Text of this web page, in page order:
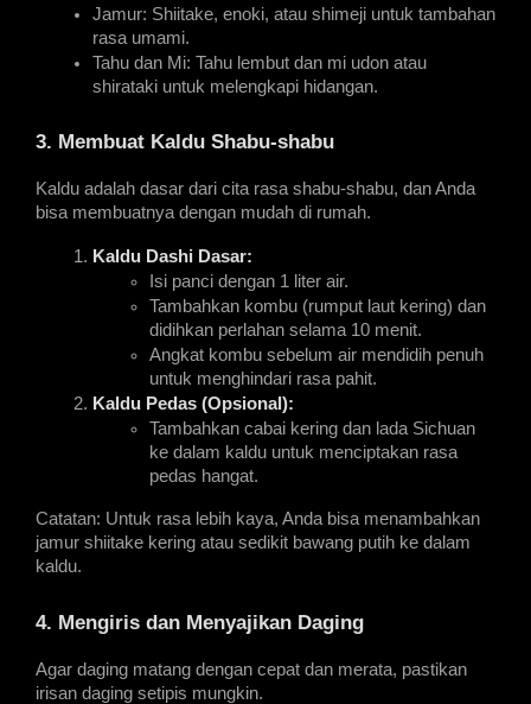
Jamur: Shiitake, enoki, atau shimeji untuk tambahan
rasa umami.
Tahu dan Mi: Tahu lembut dan mi udon atau
shirataki untuk melengkapi hidangan.
3. Membuat Kaldu Shabu-shabu
Kaldu adalah dasar dari cita rasa shabu-shabu, dan Anda
bisa membuatnya dengan mudah di rumah.
Kaldu Dashi Dasar:
Isi panci dengan 1 liter air.
Tambahkan kombu (rumput laut kering) dan
didihkan perlahan selama 10 menit.
Angkat kombu sebelum air mendidih penuh
untuk menghindari rasa pahit.
Kaldu Pedas (Opsional):
Tambahkan cabai kering dan lada Sichuan
ke dalam kaldu untuk menciptakan rasa
pedas hangat.
Catatan: Untuk rasa lebih kaya, Anda bisa menambahkan
jamur shiitake kering atau sedikit bawang putih ke dalam
kaldu.
4. Mengiris dan Menyajikan Daging
Agar daging matang dengan cepat dan merata, pastikan
irisan daging setipis mungkin.